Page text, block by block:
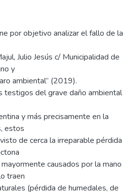
por objetivo analizar el fallo de la
Julio Jesús c/ Municipalidad de
y
ambiental” (2019).
testigos del grave daño ambiental
y más precisamente en la
estos
de cerca la irreparable pérdida
causados por la mano
traen
(pérdida de humedales, de